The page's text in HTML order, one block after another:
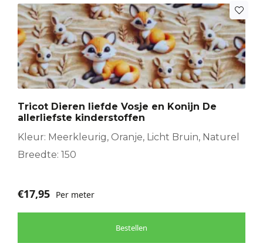
Tricot Dieren liefde Vosje en Konijn De
allerliefste kinderstoffen
Kleur: Meerkleurig, Oranje, Licht Bruin, Naturel
Breedte: 150
€17,95 Per meter
Bestellen